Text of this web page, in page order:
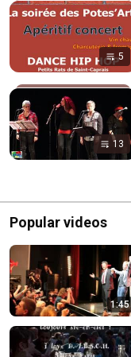
5
13
Popular videos
1:45